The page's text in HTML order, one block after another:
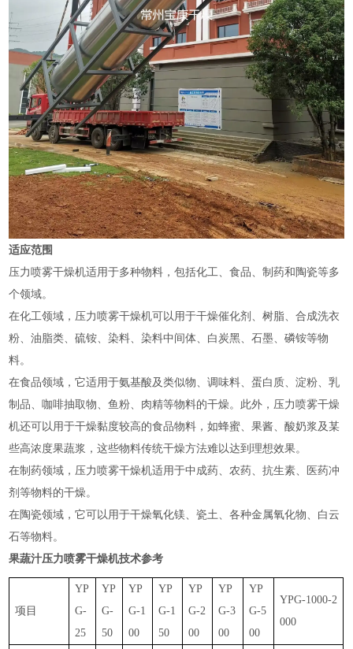
适应范围
压力喷雾干燥机适用于多种物料，包括化工、食品、制药和陶瓷等多
个领域。‌
在化工领域，压力喷雾干燥机可以用于干燥催化剂、树脂、合成洗衣
粉、油脂类、硫铵、染料、染料中间体、白炭黑、石墨、磷铵等物
料‌。
在食品领域，它适用于氨基酸及类似物、调味料、蛋白质、淀粉、乳
制品、咖啡抽取物、鱼粉、肉精等物料的干燥‌。此外，压力喷雾干燥
机还可以用于干燥黏度较高的食品物料，如蜂蜜、果酱、酸奶浆及某
些高浓度果蔬浆，这些物料传统干燥方法难以达到理想效果‌。
在制药领域，压力喷雾干燥机适用于中成药、农药、抗生素、医药冲
剂等物料的干燥‌。
在陶瓷领域，它可以用于干燥氧化镁、瓷土、各种金属氧化物、白云
石等物料‌。
果蔬汁压力喷雾干燥机技术参考
项目
YP
G-
25
YP
G-
50
YP
G-1
00
YP
G-1
50
YP
G-2
00
YP
G-3
00
YP
G-5
00
YPG-1000-2
000